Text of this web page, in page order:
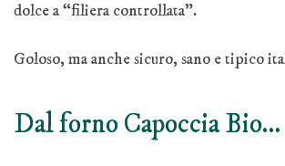
dolce a “filiera controllata”.
Goloso, ma anche sicuro, sano e tipico
Dal forno Capoccia Bio…